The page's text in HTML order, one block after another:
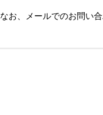
なお、メールでのお問い